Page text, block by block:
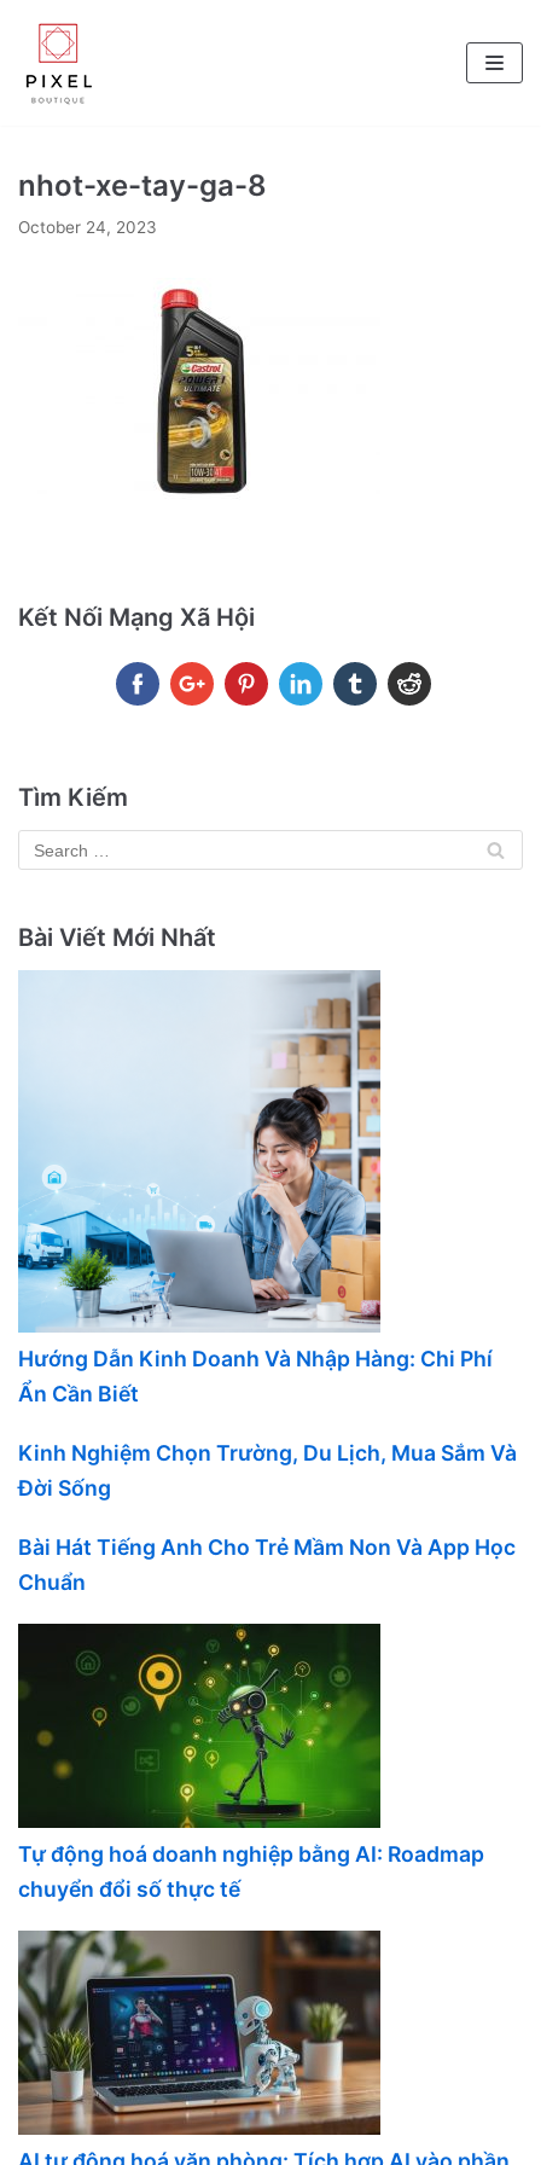
Skip
to
content
nhot-xe-tay-ga-8
October 24, 2023
Kết Nối Mạng Xã Hội
Tìm Kiếm
Bài Viết Mới Nhất
Hướng Dẫn Kinh Doanh Và Nhập Hàng: Chi Phí
Ẩn Cần Biết
Kinh Nghiệm Chọn Trường, Du Lịch, Mua Sắm Và
Đời Sống
Bài Hát Tiếng Anh Cho Trẻ Mầm Non Và App Học
Chuẩn
Tự động hoá doanh nghiệp bằng AI: Roadmap
chuyển đổi số thực tế